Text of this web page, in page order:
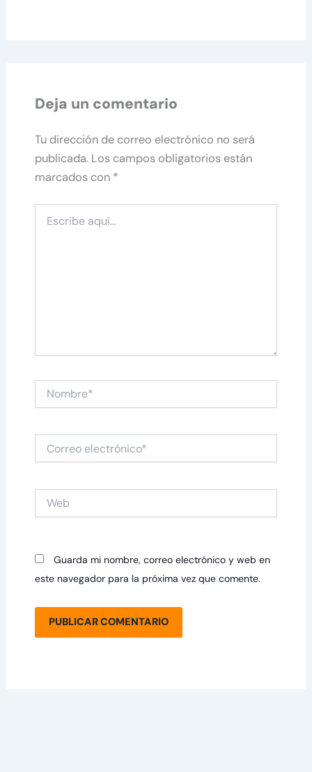
Deja un comentario
Tu dirección de correo electrónico no será
publicada. Los campos obligatorios están
marcados con *
aquí...
electrónico*
Guarda mi nombre, correo electrónico y web en
este navegador para la próxima vez que comente.